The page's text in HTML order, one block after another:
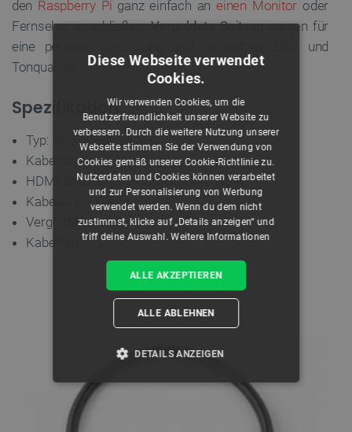
den Raspberry Pi ganz einfach aneinen Monitor oder
Fernseher anschließen.Vergoldete Spitzensorgen für
eine perfekte Verbindung und verlustfreie Bild- und
Tonqualität.
Spezifikation
Typ: Audio-Video-Kabel
Kabelklasse: 1.4
HDMI-Stecker 2x HDMI-Stecker Typ A
Kabellänge: 0,5 m
Vergoldete Spitzen
Kabelfarbe: schwarz
Diese Webseite verwendet
Cookies.
Wir verwenden Cookies, um die
Benutzerfreundlichkeit unserer Website zu
verbessern. Durch die weitere Nutzung unserer
Webseite stimmen Sie der Verwendung von
Cookies gemäß unserer Cookie-Richtlinie zu.
Nutzerdaten und Cookies können verarbeitet
und zur Personalisierung von Werbung
verwendet werden. Wenn du dem nicht
zustimmst, klicke auf „Details anzeigen“ und
triff deine Auswahl.Weitere Informationen
ALLE AKZEPTIEREN
ALLE ABLEHNEN
DETAILS ANZEIGEN
UNBEDINGT ERFORDERLICH